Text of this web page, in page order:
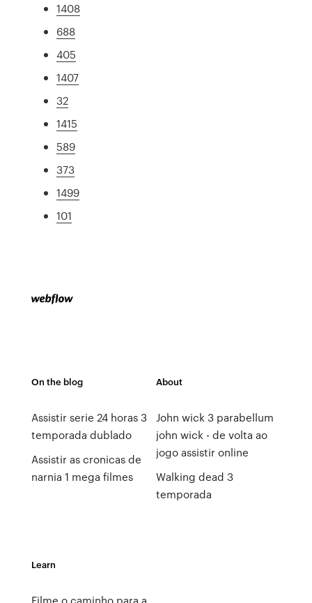
1408
688
405
1407
32
1415
589
373
1499
101
On the blog
Assistir serie 24 horas 3
temporada dublado
Assistir as cronicas de
narnia 1 mega filmes
About
John wick 3 parabellum
john wick - de volta ao
jogo assistir online
Walking dead 3
temporada
Learn
Filme o caminho para a